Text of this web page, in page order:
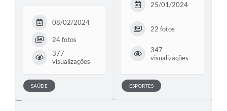
Telefones Úteis
Diário Oficial
08/02/2024
24 fotos
377
visualizações
SAÚDE
25/01/2024
22 fotos
347
visualizações
ESPORTES